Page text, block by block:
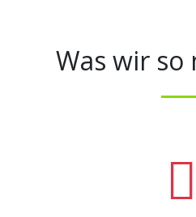
Was wir so